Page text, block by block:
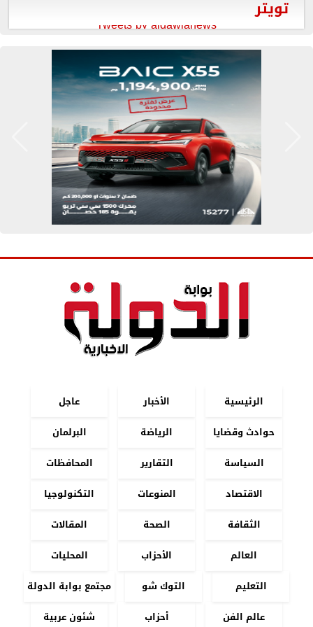
تويتر
Tweets by aldawlanews
الرئيسية الأخبار
عاجل
حوادث وقضايا
الرياضة
البرلمان
السياسة
التقارير
المحافظات
الاقتصاد
المنوعات
التكنولوجيا
الثقافة
الصحة
المقالات
العالم
الأحزاب
المحليات
التعليم
التوك شو
مجتمع بوابة الدولة
عالم الفن
أحزاب شئون عربية